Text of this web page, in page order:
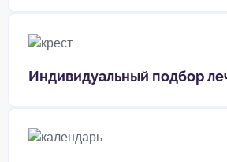
Индивидуальный подбор